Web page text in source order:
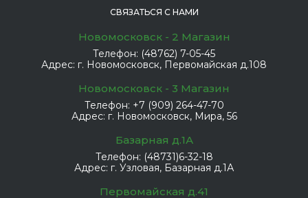
СВЯЗАТЬСЯ С НАМИ
Новомосковск - 2 Магазин
Телефон: (48762) 7-05-45
Адрес: г. Новомосковск, Первомайская д.108
Новомосковск - 3 Магазин
Телефон: +7 (909) 264-47-70
Адрес: г. Новомосковск, Мира, 56
Базарная д.1А
Телефон: (48731)6-32-18
Адрес: г. Узловая, Базарная д.1А
Первомайская д.41